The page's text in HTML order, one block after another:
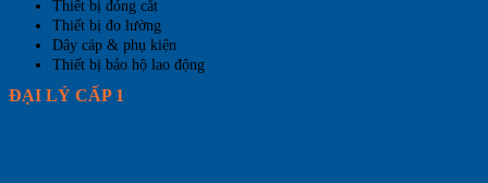
Thiết bị đóng cắt
Thiết bị đo lường
Dây cáp & phụ kiện
Thiết bị bảo hộ lao động
ĐẠI LÝ CẤP 1